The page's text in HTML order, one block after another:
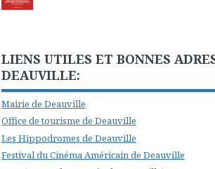
LIENS UTILES ET BONNES
DEAUVILLE:
Mairie de Deauville
Office de tourisme de Deauville
Les Hippodromes de Deauville
Festival du Cinéma Américain de Deauville